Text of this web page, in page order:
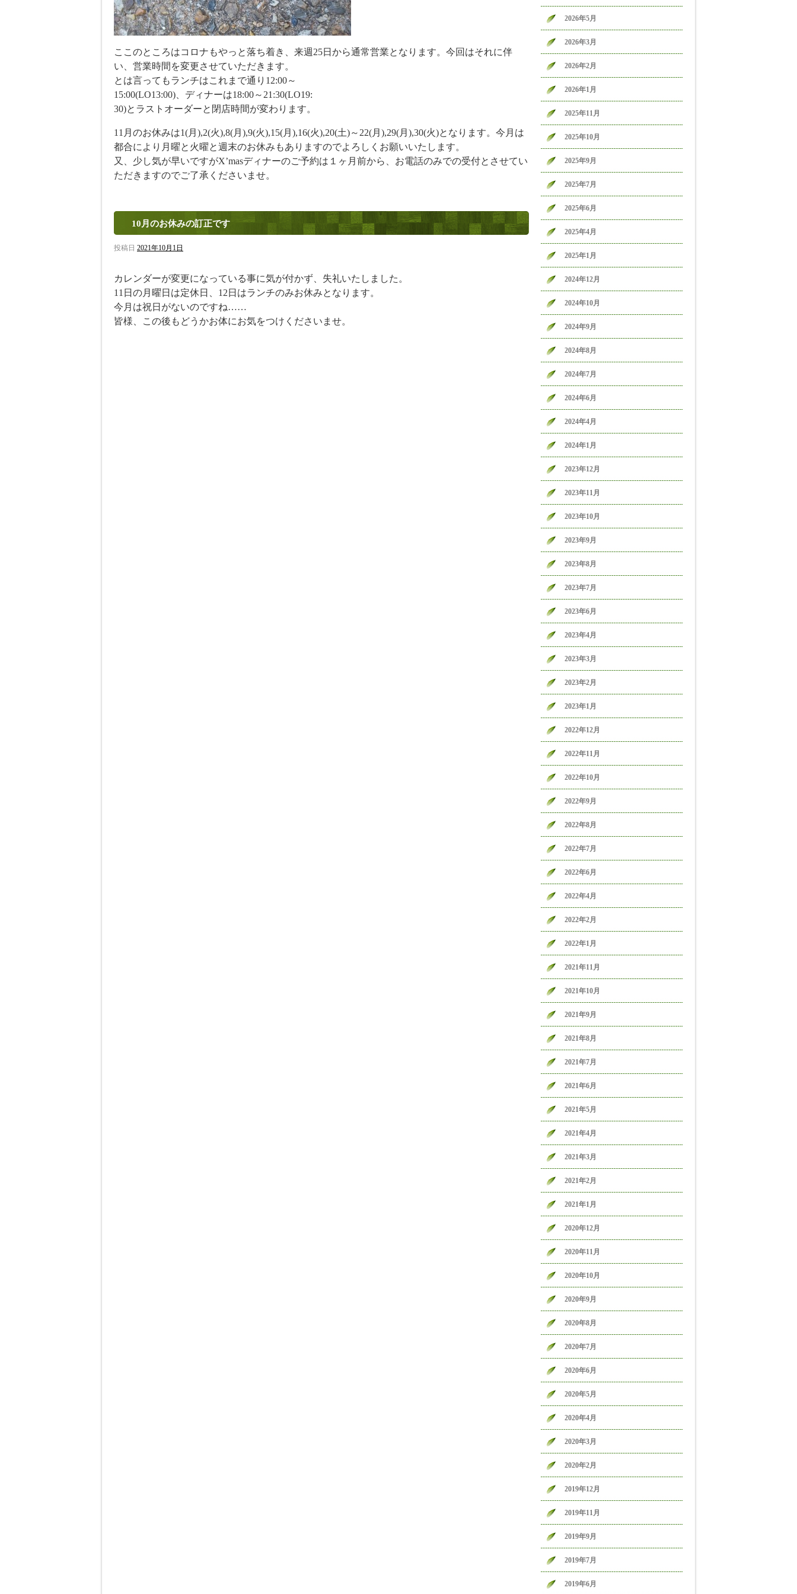
ここのところはコロナもやっと落ち着き、来週25日から通常営業となります。今回はそれに伴
い、営業時間を変更させていただきます。
とは言ってもランチはこれまで通り12:00～
15:00(LO13:00)、ディナーは18:00～21:30(LO19:
30)とラストオーダーと閉店時間が変わります。
11月のお休みは1(月),2(火),8(月),9(火),15(月),16(火),20(土)～22(月),29(月),30(火)となります。今月は
都合により月曜と火曜と週末のお休みもありますのでよろしくお願いいたします。
又、少し気が早いですがX’masディナーのご予約は１ヶ月前から、お電話のみでの受付とさせてい
ただきますのでご了承くださいませ。
10月のお休みの訂正です
投稿日 2021年10月1日
カレンダーが変更になっている事に気が付かず、失礼いたしました。
11日の月曜日は定休日、12日はランチのみお休みとなります。
今月は祝日がないのですね……
皆様、この後もどうかお体にお気をつけくださいませ。
2026年5月
2026年3月
2026年2月
2026年1月
2025年11月
2025年10月
2025年9月
2025年7月
2025年6月
2025年4月
2025年1月
2024年12月
2024年10月
2024年9月
2024年8月
2024年7月
2024年6月
2024年4月
2024年1月
2023年12月
2023年11月
2023年10月
2023年9月
2023年8月
2023年7月
2023年6月
2023年4月
2023年3月
2023年2月
2023年1月
2022年12月
2022年11月
2022年10月
2022年9月
2022年8月
2022年7月
2022年6月
2022年4月
2022年2月
2022年1月
2021年11月
2021年10月
2021年9月
2021年8月
2021年7月
2021年6月
2021年5月
2021年4月
2021年3月
2021年2月
2021年1月
2020年12月
2020年11月
2020年10月
2020年9月
2020年8月
2020年7月
2020年6月
2020年5月
2020年4月
2020年3月
2020年2月
2019年12月
2019年11月
2019年9月
2019年7月
2019年6月